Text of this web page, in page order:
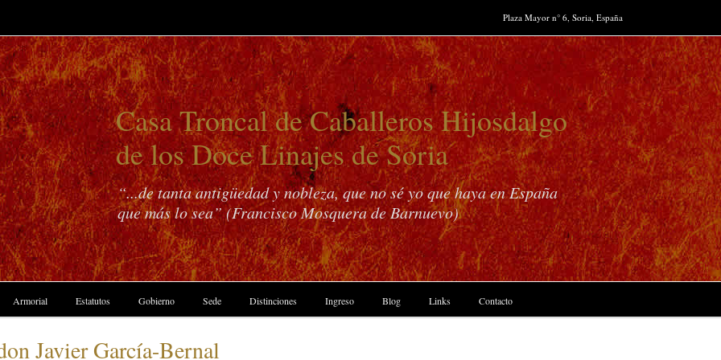
Plaza Mayor n° 6, Soria, España
Casa Troncal de Caballeros Hijosdalgo
de los Doce Linajes de Soria
“...de tanta antigüedad y nobleza, que no sé yo que haya en España
que más lo sea” (Francisco Mosquera de Barnuevo)
Armorial Estatutos Gobierno Sede Distinciones Ingreso Blog Links Contacto
Javier García-Bernal